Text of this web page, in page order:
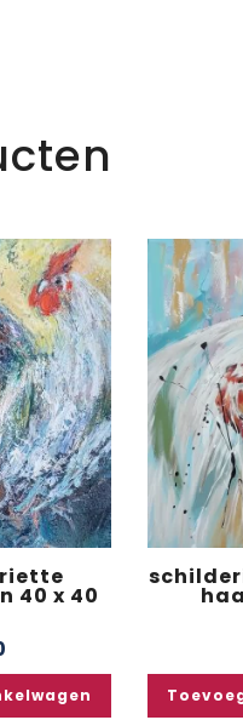
40 x 40